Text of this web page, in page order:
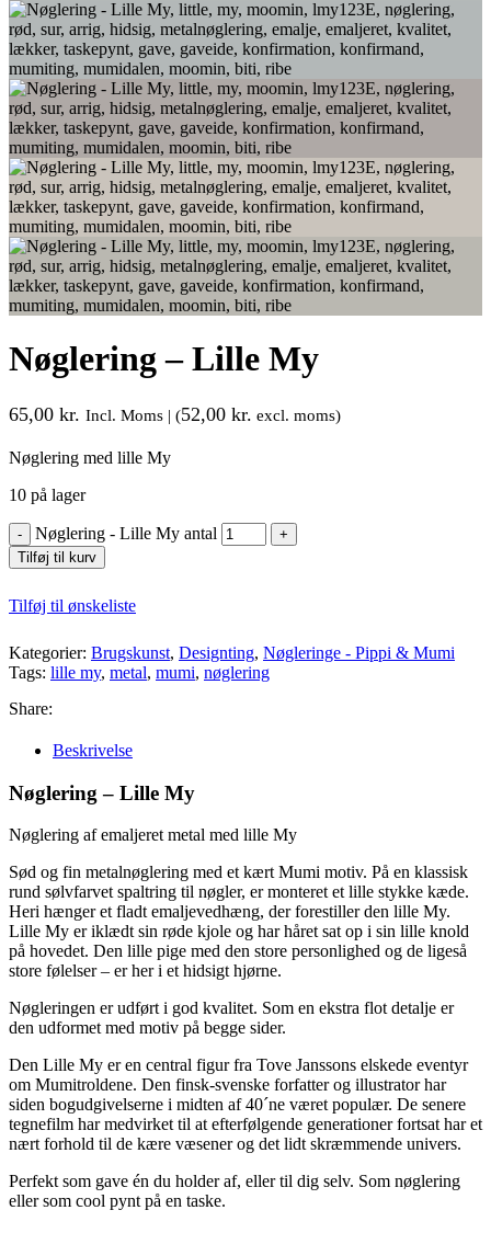
Nøglering – Lille My
65,00 kr. Incl. Moms | (52,00 kr. excl. moms)
Nøglering med lille My
10 på lager
Nøglering - Lille My antal
Tilføj til kurv
Tilføj til ønskeliste
Kategorier: Brugskunst, Designting, Nøgleringe - Pippi & Mumi
Tags: lille my, metal, mumi, nøglering
Share:
Beskrivelse
Nøglering – Lille My
Nøglering af emaljeret metal med lille My
Sød og fin metalnøglering med et kært Mumi motiv. På en klassisk
rund sølvfarvet spaltring til nøgler, er monteret et lille stykke kæde.
Heri hænger et fladt emaljevedhæng, der forestiller den lille My.
Lille My er iklædt sin røde kjole og har håret sat op i sin lille knold
på hovedet. Den lille pige med den store personlighed og de ligeså
store følelser – er her i et hidsigt hjørne.
Nøgleringen er udført i god kvalitet. Som en ekstra flot detalje er
den udformet med motiv på begge sider.
Den Lille My er en central figur fra Tove Janssons elskede eventyr
om Mumitroldene. Den finsk-svenske forfatter og illustrator har
siden bogudgivelserne i midten af 40´ne været populær. De senere
tegnefilm har medvirket til at efterfølgende generationer fortsat har et
nært forhold til de kære væsener og det lidt skræmmende univers.
Perfekt som gave én du holder af, eller til dig selv. Som nøglering
eller som cool pynt på en taske.